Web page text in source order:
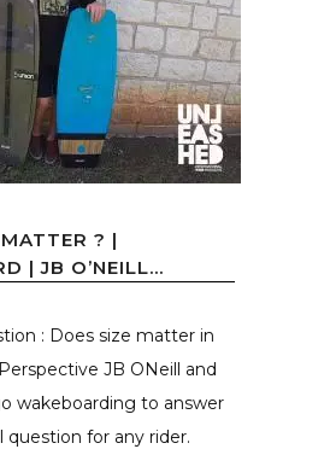
? |
| JB O’NEILL...
: Does size matter in
JB ONeill and
wakeboarding to answer
question for any rider.